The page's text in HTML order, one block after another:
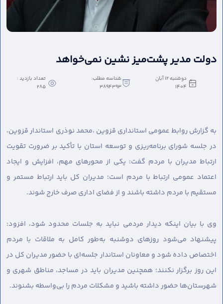
دولت مدیر پشت‌میز نشین نمی‌خواهد
دوشنبه 12 آبان
1404
شناسه مطلب:
3894393
تعداد بازدید :
285
به گزارش روابط عمومی استانداری قزوین ،محمد نوذری استاندار قزوین،
در جلسه شورای برنامه‌ریزی و توسعه استان با تأکید بر ضرورت تقویت
ارتباط مدیران با مردم گفت: یکی از محورهای مهم، افزایش و ایجاد
اعتماد عمومی ارتباط با مردم است؛ مدیران کل باید ارتباط مستمر و
مستقیم با مردم داشته باشند و از فضای اداری صرف خارج شوند.
وی با بیان اینکه دیدار مردمی نباید به جلسات محدود شود، افزود:
پیشنهاد می‌شود روزهای دوشنبه به‌طور کامل به ملاقات با مردم
اختصاص داده شود و معاونان استاندار جلسه‌ای با حضور مدیران کل در
این روز برگزار نکنند؛ همچنین مدیران باید در مساجد، مناطق شهری و
شهرستان‌ها حضور داشته باشید و مشکلات مردم را بی‌واسطه بشنوند.